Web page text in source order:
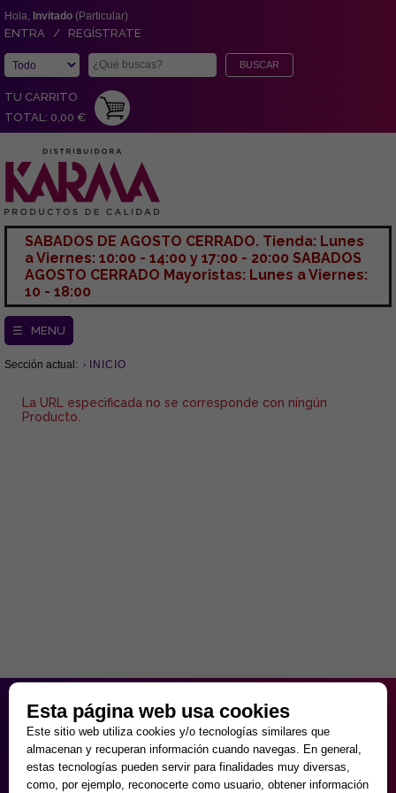
Hola, Invitado (Particular)
ENTRA / REGÍSTRATE
TU CARRITO
TOTAL: 0,00 €
SABADOS DE AGOSTO CERRADO. Tienda: Lunes
a Viernes: 10:00 - 14:00 y 17:00 - 20:00 SABADOS
AGOSTO CERRADO Mayoristas: Lunes a Viernes:
10 - 18:00
☰ MENU
Sección actual: INICIO
La URL especificada no se corresponde con ningún
Producto.
de Lunes a Viernes
9:30 - 20:00
Sábados
10:00 - 14:00 y 17:00 - 20:00
Domingos cerrado.
Esta página web usa cookies
Este sitio web utiliza cookies y/o tecnologías similares que
almacenan y recuperan información cuando navegas. En general,
estas tecnologías pueden servir para finalidades muy diversas,
como, por ejemplo, reconocerte como usuario, obtener información